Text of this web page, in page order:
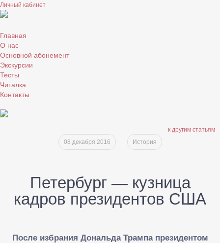
Личный кабинет
Главная
О нас
Основной абонемент
Экскурсии
Тесты
Читалка
Контакты
к другим статьям
08 декабря 2016
История
Петербург — кузница
кадров президентов США
После избрания Дональда Трампа президентом